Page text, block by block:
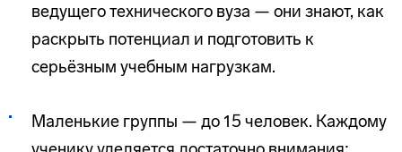
ведущего технического вуза — они знают, как
раскрыть потенциал и подготовить к
серьёзным учебным нагрузкам.
Маленькие группы — до 15 человек. Каждому